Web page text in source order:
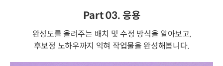
Part 03. 응용
완성도를 올려주는 배치 및 수정 방식을 알아보고,
후보정 노하우까지 익혀 작업물을 완성해봅니다.